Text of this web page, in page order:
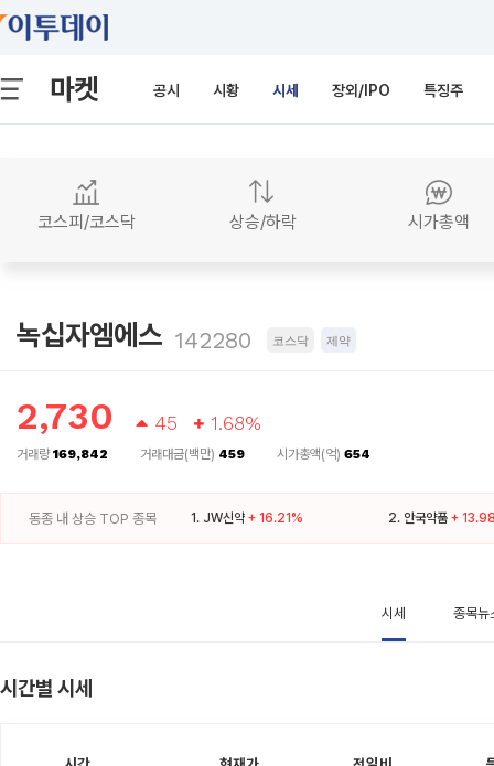
마켓 공시 시황 시세 장외/IPO 특징주
코스피/코스닥 상승/하락 시가총액
녹십자엠에스 142280 코스닥 제약
2,730 45 1.68%
거래량169,842 거래대금(백만) 459 시가총액(억) 654
동종 내 상승 TOP 종목 1. JW신약 + 16.21% 2. 안국약품 +
시세 종목뉴